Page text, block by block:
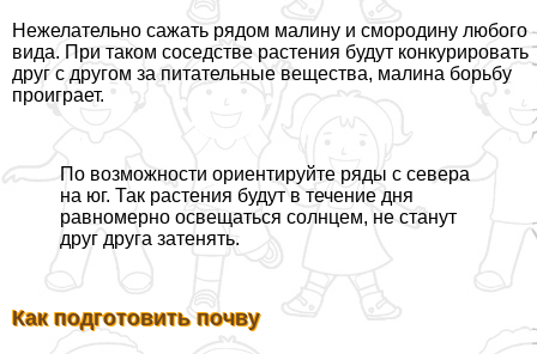
Нежелательно сажать рядом малину и смородину любого
вида. При таком соседстве растения будут конкурировать
друг с другом за питательные вещества, малина борьбу
проиграет.
По возможности ориентируйте ряды с севера
на юг. Так растения будут в течение дня
равномерно освещаться солнцем, не станут
друг друга затенять.
Как подготовить почву